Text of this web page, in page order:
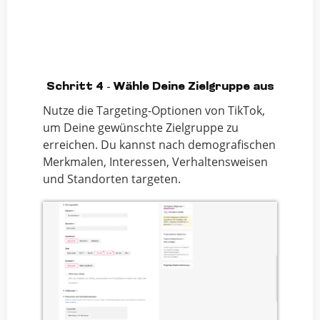
Schritt 4 - Wähle Deine Zielgruppe aus
Nutze die Targeting-Optionen von TikTok,
um Deine gewünschte Zielgruppe zu
erreichen. Du kannst nach demografischen
Merkmalen, Interessen, Verhaltensweisen
und Standorten targeten.